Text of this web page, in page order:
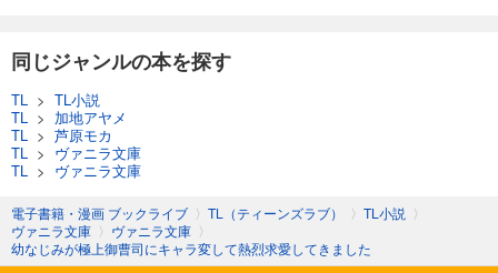
同じジャンルの本を探す
TL > TL小説
TL
> 加地アヤメ
TL
> 芦原モカ
TL
> ヴァニラ文庫
TL
> ヴァニラ文庫
電子書籍・漫画 ブックライブ 〉 TL（ティーンズラブ） 〉 TL小説 〉
ヴァニラ文庫 〉 ヴァニラ文庫 〉
幼なじみが極上御曹司にキャラ変して熱烈求愛してきました